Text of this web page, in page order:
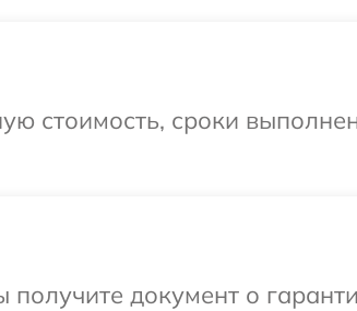
стоимость, сроки
документ о